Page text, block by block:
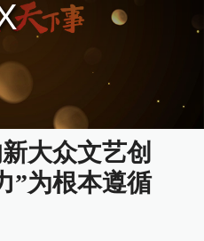
大众文艺创
”为根本遵循